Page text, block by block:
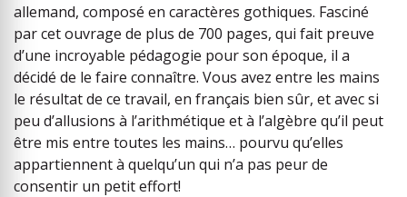
allemand, composé en caractères gothiques. Fasciné
par cet ouvrage de plus de 700 pages, qui fait preuve
d’une incroyable pédagogie pour son époque, il a
décidé de le faire connaître. Vous avez entre les mains
le résultat de ce travail, en français bien sûr, et avec si
peu d’allusions à l’arithmétique et à l’algèbre qu’il peut
être mis entre toutes les mains… pourvu qu’elles
appartiennent à quelqu’un qui n’a pas peur de
consentir un petit effort!